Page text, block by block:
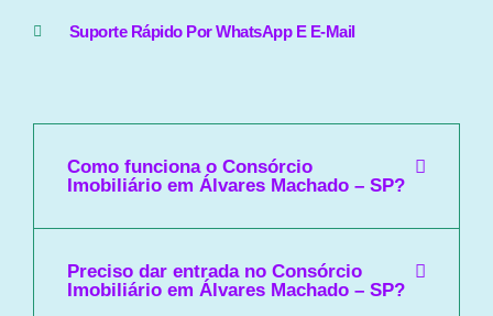
Suporte Rápido Por WhatsApp E E-Mail
Como funciona o Consórcio
Imobiliário em Álvares Machado – SP?
Preciso dar entrada no Consórcio
Imobiliário em Álvares Machado – SP?